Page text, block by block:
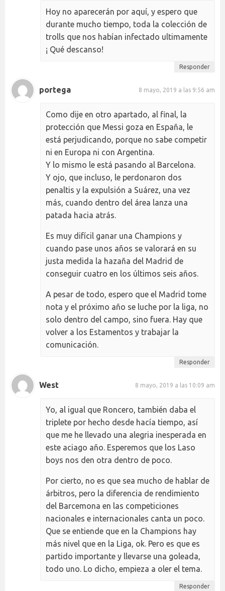
Hoy no aparecerán por aquí, y espero que
durante mucho tiempo, toda la colección de
trolls que nos habían infectado ultimamente
¡ Qué descanso!
Responder
portega 8 mayo, 2019 a las 9:56 am
Como dije en otro apartado, al final, la
protección que Messi goza en España, le
está perjudicando, porque no sabe competir
ni en Europa ni con Argentina.
Y lo mismo le está pasando al Barcelona.
Y ojo, que incluso, le perdonaron dos
penaltis y la expulsión a Suárez, una vez
más, cuando dentro del área lanza una
patada hacia atrás.
Es muy difícil ganar una Champions y
cuando pase unos años se valorará en su
justa medida la hazaña del Madrid de
conseguir cuatro en los últimos seis años.
A pesar de todo, espero que el Madrid tome
nota y el próximo año se luche por la liga, no
solo dentro del campo, sino fuera. Hay que
volver a los Estamentos y trabajar la
comunicación.
Responder
West 8 mayo, 2019 a las 10:09 am
Yo, al igual que Roncero, también daba el
triplete por hecho desde hacía tiempo, así
que me he llevado una alegria inesperada en
este aciago año. Esperemos que los Laso
boys nos den otra dentro de poco.
Por cierto, no es que sea mucho de hablar de
árbitros, pero la diferencia de rendimiento
del Barcemona en las competiciones
nacionales e internacionales canta un poco.
Que se entiende que en la Champions hay
más nivel que en la Liga, ok. Pero es que es
partido importante y llevarse una goleada,
todo uno. Lo dicho, empieza a oler el tema.
Responder